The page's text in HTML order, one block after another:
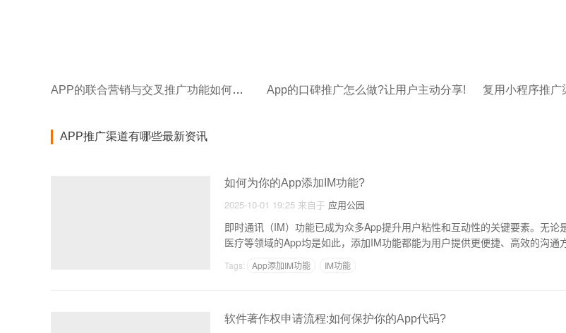
APP的联合营销与交叉推广功能如何实现? App的口碑推广怎么做?让用户主动分享!
APP推广渠道有哪些最新资讯
如何为你的App添加IM功能?
2025-10-01 19:25 来自于 应用公园
即时通讯（IM）功能已成为众多App提升用户粘性和互动性的关键要素。无论
医疗等领域的App均是如此，添加IM功能都能为用户提供更便捷、高效的沟通
Tags: App添加IM功能 IM功能
软件著作权申请流程:如何保护你的App代码?